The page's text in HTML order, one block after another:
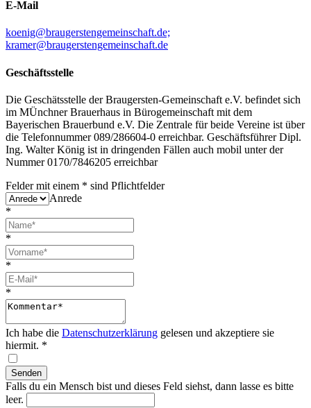
E-Mail
koenig@braugerstengemeinschaft.de;
kramer@braugerstengemeinschaft.de
Geschäftsstelle
Die Geschätsstelle der Braugersten-Gemeinschaft e.V. befindet sich
im MÜnchner Brauerhaus in Bürogemeinschaft mit dem
Bayerischen Brauerbund e.V. Die Zentrale für beide Vereine ist über
die Telefonnummer 089/286604-0 erreichbar. Geschäftsführer Dipl.
Ing. Walter König ist in dringenden Fällen auch mobil unter der
Nummer 0170/7846205 erreichbar
Felder mit einem * sind Pflichtfelder
Anrede
*
*
*
*
Ich habe die Datenschutzerklärung gelesen und akzeptiere sie
hiermit. *
Falls du ein Mensch bist und dieses Feld siehst, dann lasse es bitte
leer.